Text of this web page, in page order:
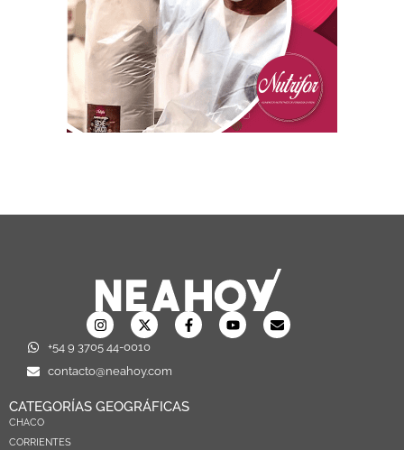
+54 9 3705 44-0010
contacto@neahoy.com
CATEGORÍAS GEOGRÁFICAS
CHACO
CORRIENTES